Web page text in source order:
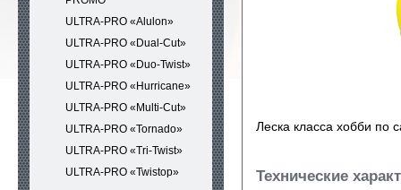
ULTRA-PRO «Alulon»
ULTRA-PRO «Dual-Cut»
ULTRA-PRO «Duo-Twist»
ULTRA-PRO «Hurricane»
ULTRA-PRO «Multi-Cut»
ULTRA-PRO «Tornado»
ULTRA-PRO «Tri-Twist»
ULTRA-PRO «Twistop»
Леска класса хобби по
Технические